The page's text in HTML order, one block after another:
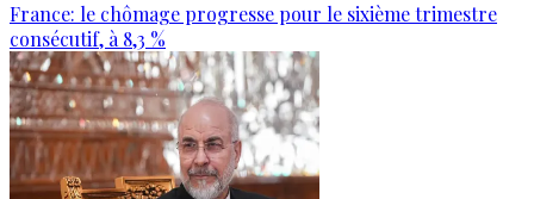
France: le chômage progresse pour le sixième trimestre
consécutif, à 8,3 %